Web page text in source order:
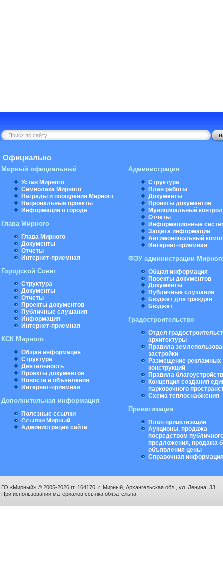
Официально
Мирный официальный
Устав Мирного
Символика Мирного
Награды и поощрения Мирного
Национальные проекты
Информация о городе
Глава Мирного
Глава Мирного
Документы
Отчеты
Интернет-приемная
Городской Совет
Структура
Документы
Отчеты
Проекты документов
Публичные слушания
Информация
Интернет-приемная
КСК Мирного
Общая информация
Структура
Деятельность
Проекты документов
Новости и объявления
Интернет-приемная
Дополнительная информация
Полезные ссылки
Ссылки Мирный
Администрация сайта
Администрация
Структура
План работы
Документы
Проекты документов
Муниципальный
Отчеты
Информационные
Защита информации
Антимонопольный
Интернет-приемная
ФЭУ администрации
Общая информация
Проекты документов
Документы
Публичные слушания
Бюджет для граждан
Бюджет
Градостроительство
Отдел
архитектуры
Правила
застройки
Размещение рекламных
конструкций
Правила
Концепция создания
парковочного
Схема теплоснабжения
Приватизация
План приватизации
Аукционы, продажа
посредством публичного
предложения, продажа
объявления цены
Справочная информация
ГО «Мирный» © 2005-2026 гг. 164170, г. Мирный, Архангельская обл., ул. Ленина, 33.
При использовании материалов ссылка обязательна.